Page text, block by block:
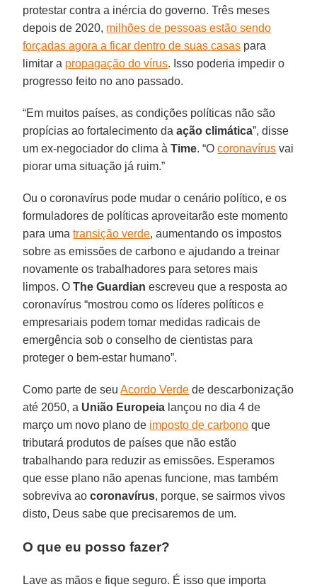
protestar contra a inércia do governo. Três meses
depois de 2020, milhões de pessoas estão sendo
forçadas agora a ficar dentro de suas casas para
limitar a propagação do vírus. Isso poderia impedir o
progresso feito no ano passado.
“Em muitos países, as condições políticas não são
propícias ao fortalecimento daação climática”, disse
um ex-negociador do clima àTime. “Ocoronavírus vai
piorar uma situação já ruim.”
Ou o coronavírus pode mudar o cenário político, e os
formuladores de políticas aproveitarão este momento
para umatransição verde, aumentando os impostos
sobre as emissões de carbono e ajudando a treinar
novamente os trabalhadores para setores mais
limpos. OThe Guardian escreveu que a resposta ao
coronavírus “mostrou como os líderes políticos e
empresariais podem tomar medidas radicais de
emergência sob o conselho de cientistas para
proteger o bem-estar humano”.
Como parte de seuAcordo Verde de descarbonização
até 2050, a União Europeia lançou no dia 4 de
março um novo plano de imposto de carbono que
tributará produtos de países que não estão
trabalhando para reduzir as emissões. Esperamos
que esse plano não apenas funcione, mas também
sobreviva aocoronavírus, porque, se sairmos vivos
disto, Deus sabe que precisaremos de um.
O que eu posso fazer?
Lave as mãos e fique seguro. É isso que importa